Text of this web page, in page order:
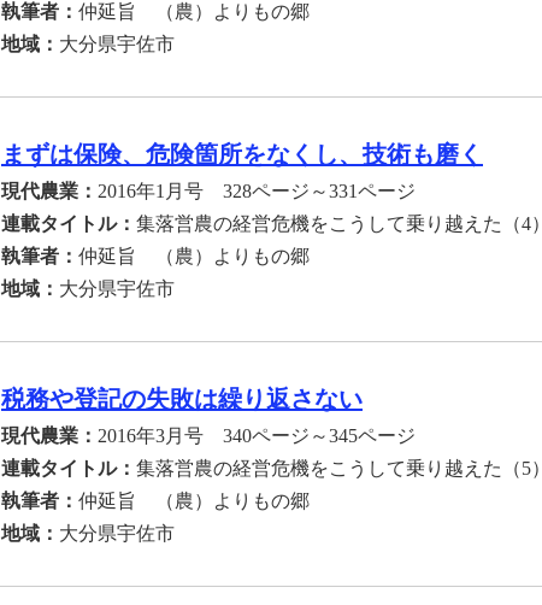
執筆者： 仲延旨 （農）よりもの郷
地域： 大分県宇佐市
まずは保険、危険箇所をなくし、技術も磨く
現代農業： 2016年1月号 328ページ～331ページ
連載タイトル： 集落営農の経営危機をこうして乗り越えた（4）
執筆者： 仲延旨 （農）よりもの郷
地域： 大分県宇佐市
税務や登記の失敗は繰り返さない
現代農業： 2016年3月号 340ページ～345ページ
連載タイトル： 集落営農の経営危機をこうして乗り越えた（5）
執筆者： 仲延旨 （農）よりもの郷
地域： 大分県宇佐市